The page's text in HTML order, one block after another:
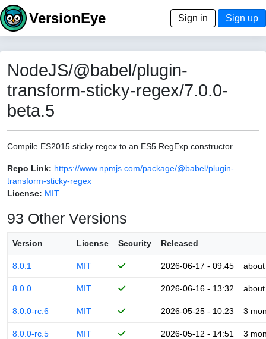
VersionEye Sign in Sign up
NodeJS/@babel/plugin-
transform-sticky-regex/7.0.0-
beta.5
Compile ES2015 sticky regex to an ES5 RegExp constructor
Repo Link: https://www.npmjs.com/package/@babel/plugin-
transform-sticky-regex
License: MIT
93 Other Versions
Version License Security Released
8.0.1 MIT 2026-06-17 - 09:45
8.0.0 MIT 2026-06-16 - 13:32
8.0.0-rc.6 MIT 2026-05-25 - 10:23 3
8.0.0-rc.5 MIT 2026-05-12 - 14:51 3